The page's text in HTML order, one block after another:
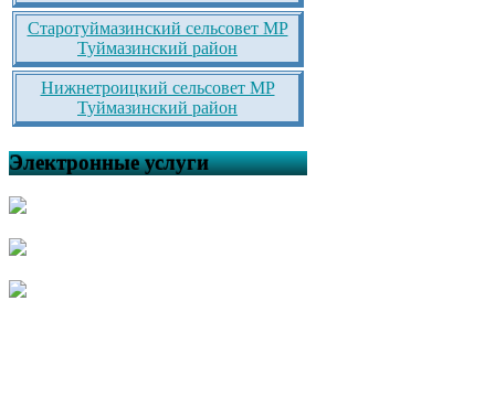
Старотуймазинский сельсовет МР
Туймазинский район
Нижнетроицкий сельсовет МР
Туймазинский район
Электронные услуги